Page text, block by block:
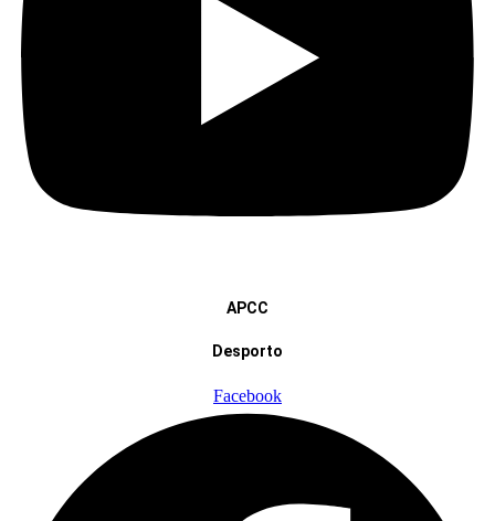
APCC
Desporto
Facebook